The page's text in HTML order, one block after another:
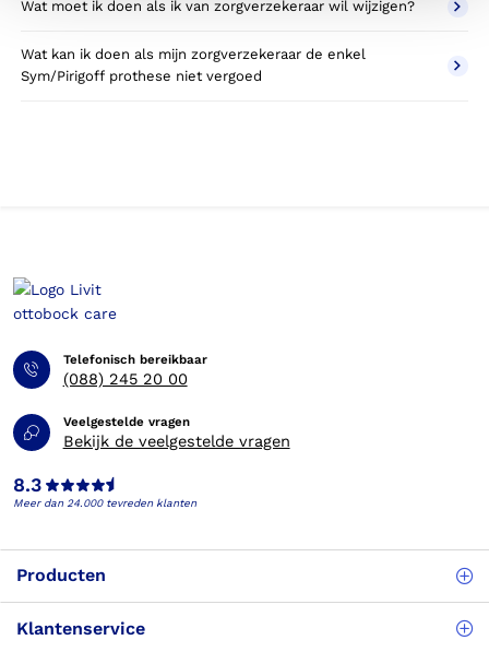
Wat moet ik doen als ik van zorgverzekeraar wil wijzigen?
Wat kan ik doen als mijn zorgverzekeraar de enkel
Sym/Pirigoff prothese niet vergoed
Telefonisch bereikbaar
(088) 245 20 00
Veelgestelde vragen
Bekijk de veelgestelde vragen
8.3
Meer dan 24.000 tevreden klanten
Producten
Klantenservice